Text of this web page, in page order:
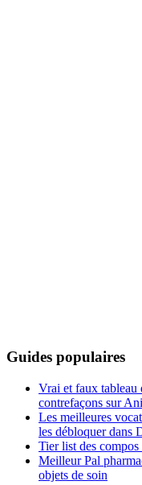
Guides populaires
Vrai et faux tableau
contrefaçons sur
Les meilleures
les débloquer dans
Tier list des
Meilleur Pal
objets de soin